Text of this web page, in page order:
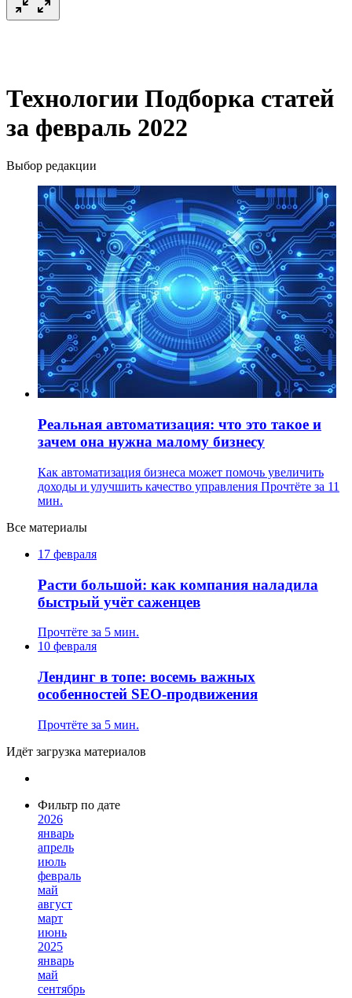
Технологии Подборка статей
за февраль 2022
Выбор редакции
Реальная автоматизация: что это такое и
зачем она нужна малому бизнесу
Как автоматизация бизнеса может помочь увеличить
доходы и улучшить качество управления Прочтёте за 11
мин.
Все материалы
17 февраля
Расти большой: как компания наладила
быстрый учёт саженцев
Прочтёте за 5 мин.
10 февраля
Лендинг в топе: восемь важных
особенностей SEO-продвижения
Прочтёте за 5 мин.
Идёт загрузка материалов
Фильтр по дате
2026
январь
апрель
июль
февраль
май
август
март
июнь
2025
январь
май
сентябрь